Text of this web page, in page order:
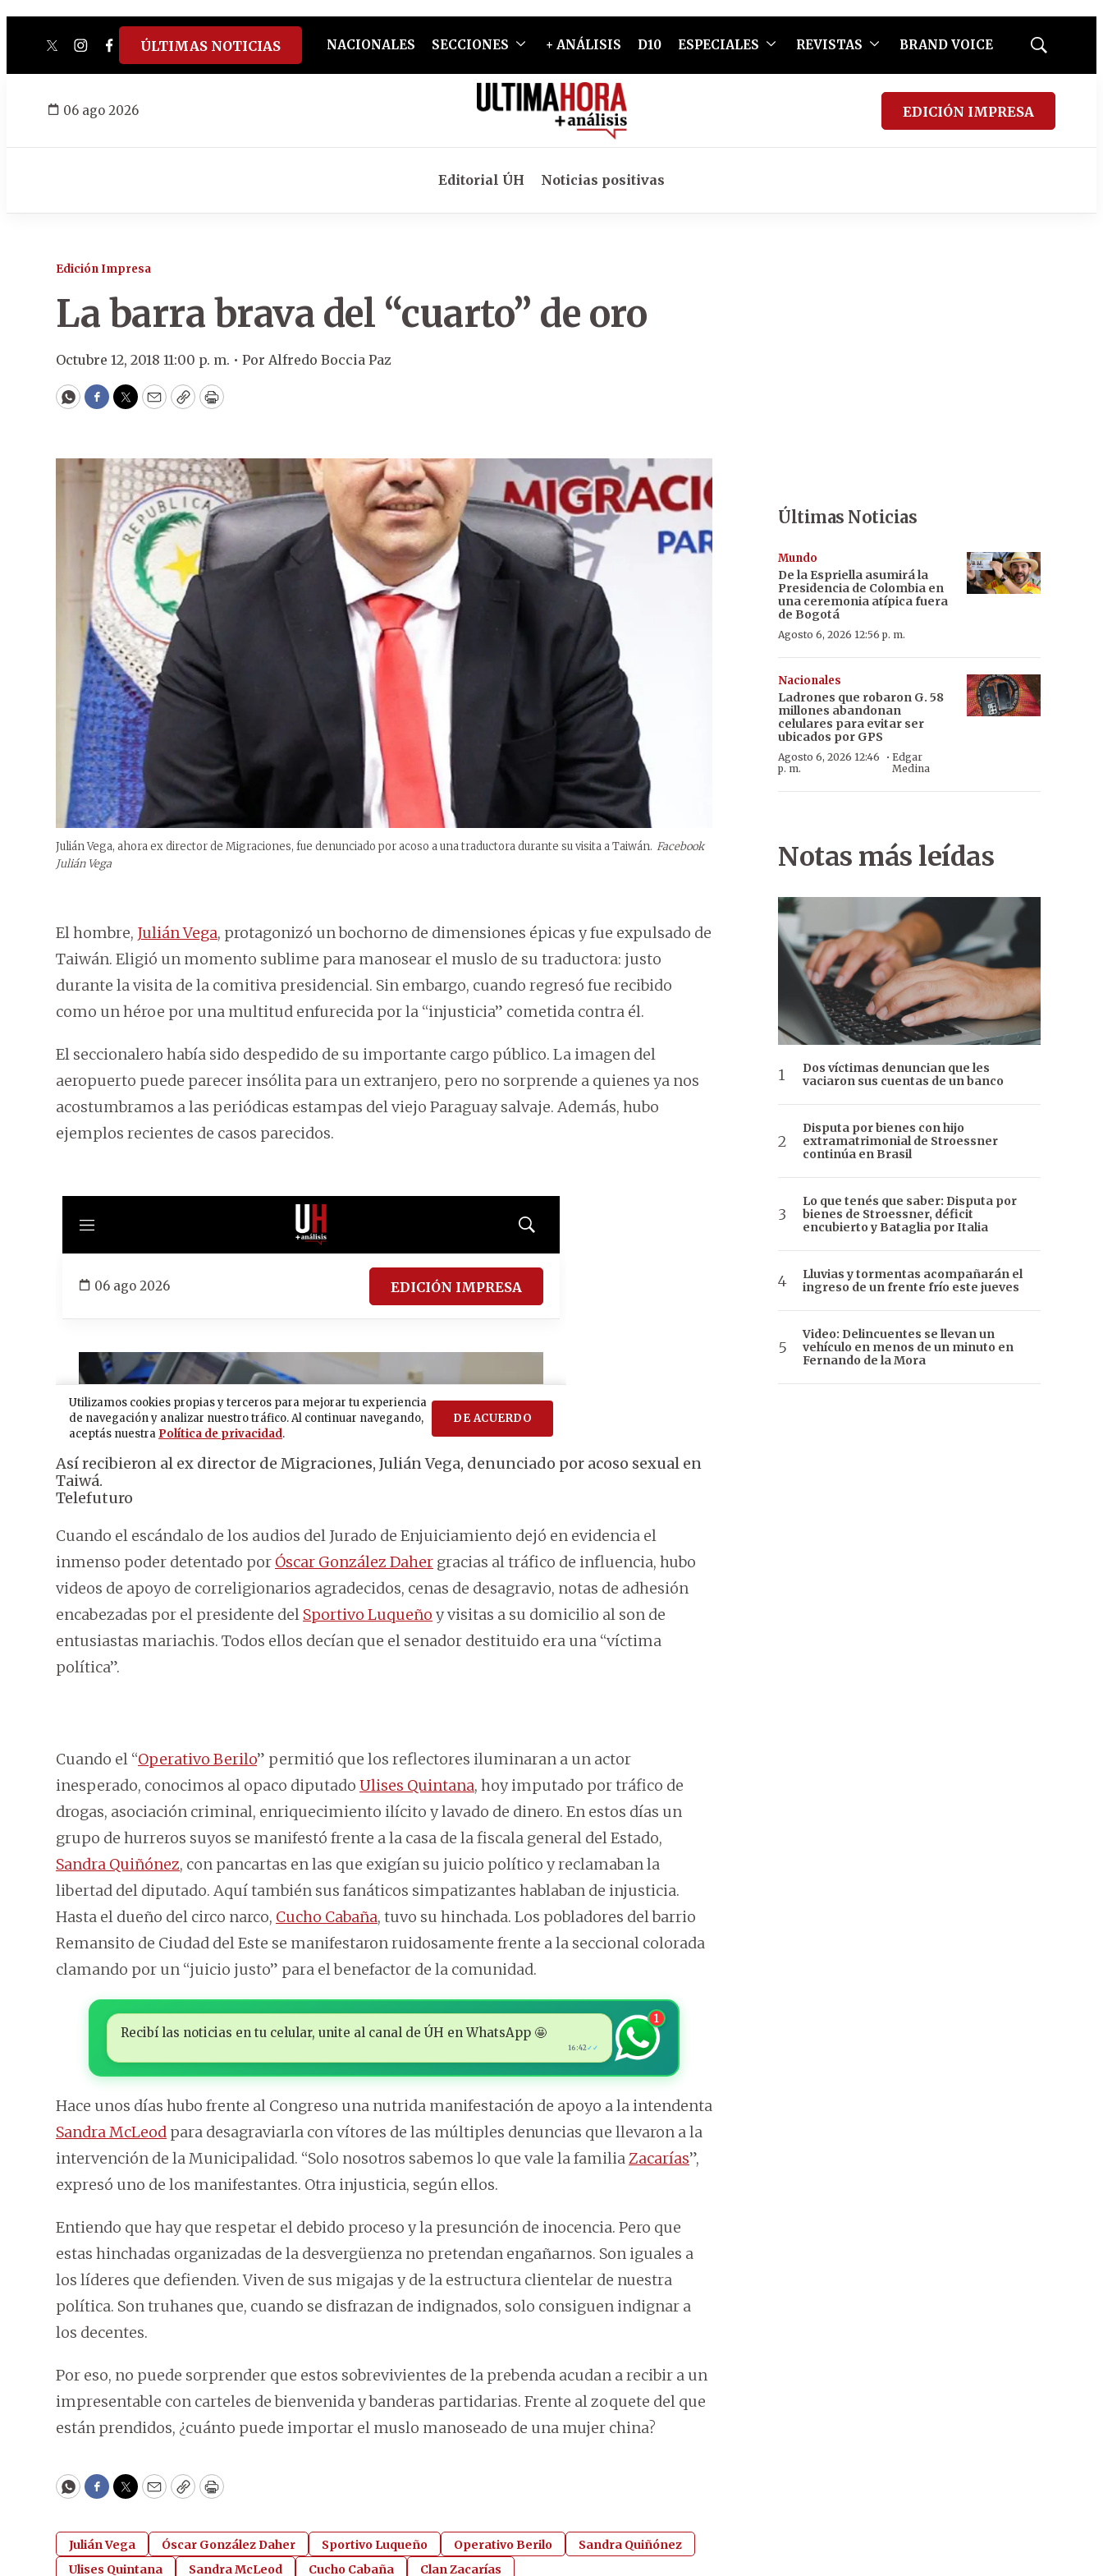
twitterinstagram
facebook
tiktokyoutube
spotify
ÚLTIMAS NOTICIAS NACIONALES SECCIONES + ANÁLISIS D10 ESPECIALES REVISTAS BRAND VOICE
Mostrar
06 ago 2026 EDICIÓN IMPRESA
Editorial ÚH Noticias positivas
Edición Impresa
La barra brava del “cuarto” de oro
Octubre 12, 2018 11:00 p. m. • Por Alfredo Boccia Paz
WhatsApp
Facebook
Twitter
EmailCopyPrint
Julián Vega, ahora ex director de Migraciones, fue denunciado por acoso a una traductora durante su visita a Taiwán. Facebook
Julián Vega
El hombre, Julián Vega, protagonizó un bochorno de dimensiones épicas y fue expulsado de
Taiwán. Eligió un momento sublime para manosear el muslo de su traductora: justo
durante la visita de la comitiva presidencial. Sin embargo, cuando regresó fue recibido
como un héroe por una multitud enfurecida por la “injusticia” cometida contra él.
El seccionalero había sido despedido de su importante cargo público. La imagen del
aeropuerto puede parecer insólita para un extranjero, pero no sorprende a quienes ya nos
acostumbramos a las periódicas estampas del viejo Paraguay salvaje. Además, hubo
ejemplos recientes de casos parecidos.
Así recibieron al ex director de Migraciones, Julián Vega, denunciado por acoso sexual en
Taiwá.
Telefuturo
Cuando el escándalo de los audios del Jurado de Enjuiciamiento dejó en evidencia el
inmenso poder detentado por Óscar González Daher gracias al tráfico de influencia, hubo
videos de apoyo de correligionarios agradecidos, cenas de desagravio, notas de adhesión
encabezadas por el presidente del Sportivo Luqueño y visitas a su domicilio al son de
entusiastas mariachis. Todos ellos decían que el senador destituido era una “víctima
política”.
Cuando el “Operativo Berilo” permitió que los reflectores iluminaran a un actor
inesperado, conocimos al opaco diputado Ulises Quintana, hoy imputado por tráfico de
drogas, asociación criminal, enriquecimiento ilícito y lavado de dinero. En estos días un
grupo de hurreros suyos se manifestó frente a la casa de la fiscala general del Estado,
Sandra Quiñónez, con pancartas en las que exigían su juicio político y reclamaban la
libertad del diputado. Aquí también sus fanáticos simpatizantes hablaban de injusticia.
Hasta el dueño del circo narco, Cucho Cabaña, tuvo su hinchada. Los pobladores del barrio
Remansito de Ciudad del Este se manifestaron ruidosamente frente a la seccional colorada
clamando por un “juicio justo” para el benefactor de la comunidad.
Recibí las noticias en tu celular, unite al canal de ÚH en WhatsApp 🤩
16:42✓✓
1
Hace unos días hubo frente al Congreso una nutrida manifestación de apoyo a la intendenta
Sandra McLeod para desagraviarla con vítores de las múltiples denuncias que llevaron a la
intervención de la Municipalidad. “Solo nosotros sabemos lo que vale la familiaZacarías”,
expresó uno de los manifestantes. Otra injusticia, según ellos.
Entiendo que hay que respetar el debido proceso y la presunción de inocencia. Pero que
estas hinchadas organizadas de la desvergüenza no pretendan engañarnos. Son iguales a
los líderes que defienden. Viven de sus migajas y de la estructura clientelar de nuestra
política. Son truhanes que, cuando se disfrazan de indignados, solo consiguen indignar a
los decentes.
Por eso, no puede sorprender que estos sobrevivientes de la prebenda acudan a recibir a un
impresentable con carteles de bienvenida y banderas partidarias. Frente al zoquete del que
están prendidos, ¿cuánto puede importar el muslo manoseado de una mujer china?
WhatsApp
Facebook
Twitter
EmailCopyPrint
Julián Vega Óscar González Daher Sportivo Luqueño Operativo Berilo
Sandra Quiñónez
Ulises Quintana
Sandra McLeod Cucho Cabaña Clan Zacarías
Últimas Noticias
Mundo
De la Espriella asumirá la
Presidencia de Colombia en
una ceremonia atípica fuera
de Bogotá
Agosto 6, 2026 12:56 p. m.
Nacionales
Ladrones que robaron G. 58
millones abandonan
celulares para evitar ser
ubicados por GPS
Agosto 6, 2026 12:46
p. m.
· Edgar
Medina
Notas más leídas
Dos víctimas denuncian que les
vaciaron sus cuentas de un banco
Disputa por bienes con hijo
extramatrimonial de Stroessner
continúa en Brasil
Lo que tenés que saber: Disputa por
bienes de Stroessner, déficit
encubierto y Bataglia por Italia
Lluvias y tormentas acompañarán el
ingreso de un frente frío este jueves
Video: Delincuentes se llevan un
vehículo en menos de un minuto en
Fernando de la Mora